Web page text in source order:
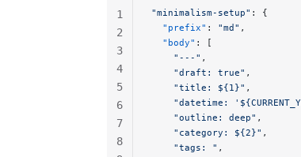
"minimalism-setup" : {
  "prefix"
: "md" ,
  "body"
: [
    "---"
,
    "draft: true"
,
    "title: ${1}"
,
"datetime:
    "outline: deep"
,
    "category: ${2}"
,
    "tags: "
,
1
2
3
4
5
6
7
8